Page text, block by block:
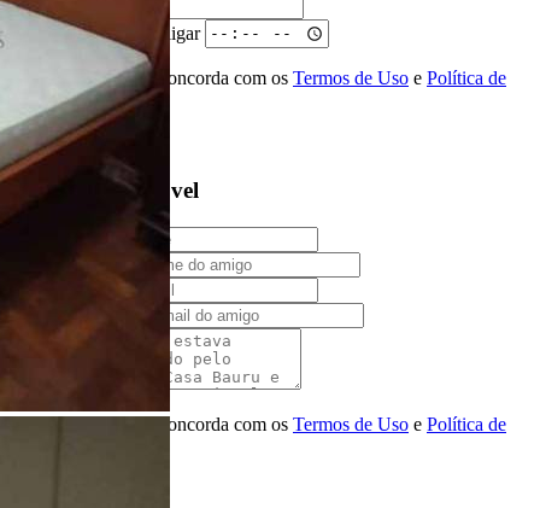
Telefone
Melhor horário para ligar
Ao ENVIAR você concorda com os Termos de Uso e Política de
Privacidade
Solicitar Ligação
Indique este imóvel
Seu Nome
E-mail do amigo
Ao ENVIAR você concorda com os Termos de Uso e Política de